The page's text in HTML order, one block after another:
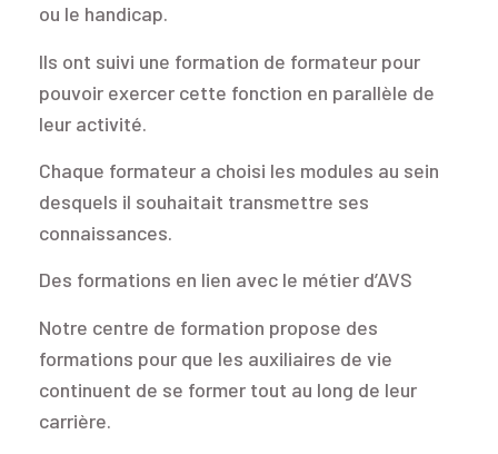
ou le handicap.
Ils ont suivi une formation de formateur pour
pouvoir exercer cette fonction en parallèle de
leur activité.
Chaque formateur a choisi les modules au sein
desquels il souhaitait transmettre ses
connaissances.
Des formations en lien avec le métier d’AVS
Notre centre de formation propose des
formations pour que les auxiliaires de vie
continuent de se former tout au long de leur
carrière.